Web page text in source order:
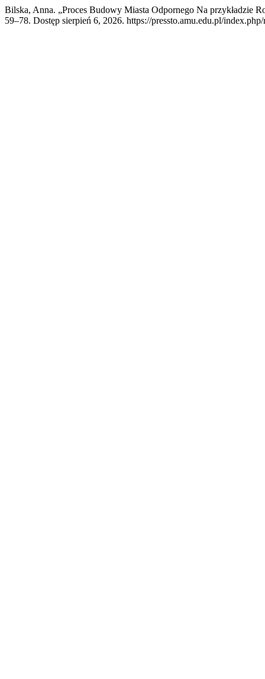
Bilska, Anna. „Proces Budowy Miasta Odpornego Na przykładzie
59–78. Dostęp sierpień 6, 2026. https://pressto.amu.edu.pl/